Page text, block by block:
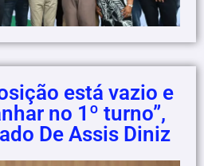
está vazio e
no 1º turno”,
De Assis Diniz